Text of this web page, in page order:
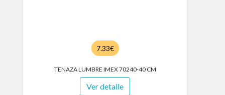
7.33€
TENAZA LUMBRE IMEX 70240-40 CM
Ver detalle